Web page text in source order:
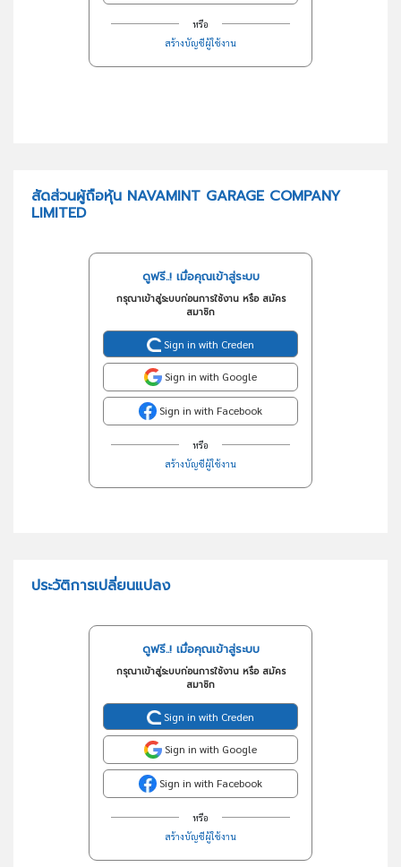
หรือ
สร้างบัญชีผู้ใช้งาน
สัดส่วนผู้ถือหุ้น NAVAMINT GARAGE COMPANY
LIMITED
ดูฟรี..! เมื่อคุณเข้าสู่ระบบ
กรุณาเข้าสู่ระบบก่อนการใช้งาน หรือ สมัคร
สมาชิก
Sign in with Creden
Sign in with Google
Sign in with Facebook
หรือ
สร้างบัญชีผู้ใช้งาน
ประวัติการเปลี่ยนแปลง
ดูฟรี..! เมื่อคุณเข้าสู่ระบบ
กรุณาเข้าสู่ระบบก่อนการใช้งาน หรือ สมัคร
สมาชิก
Sign in with Creden
Sign in with Google
Sign in with Facebook
หรือ
สร้างบัญชีผู้ใช้งาน